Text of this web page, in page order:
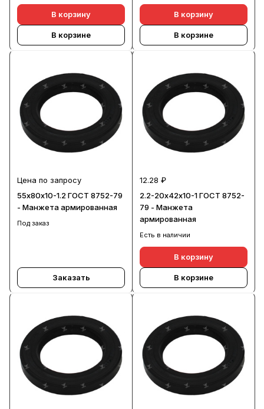
В корзину
В корзине
В корзину
В корзине
Цена по запросу
55х80х10-1.2 ГОСТ 8752-79
- Манжета армированная
Под заказ
Заказать
12.28 ₽
2.2-20х42х10-1 ГОСТ 8752-
79 - Манжета
армированная
Есть в наличии
В корзину
В корзине